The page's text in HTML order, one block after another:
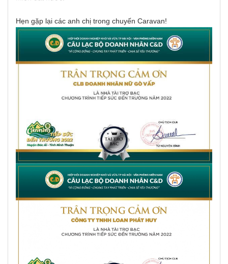
Hẹn gặp lại các anh chị trong chuyến Caravan!